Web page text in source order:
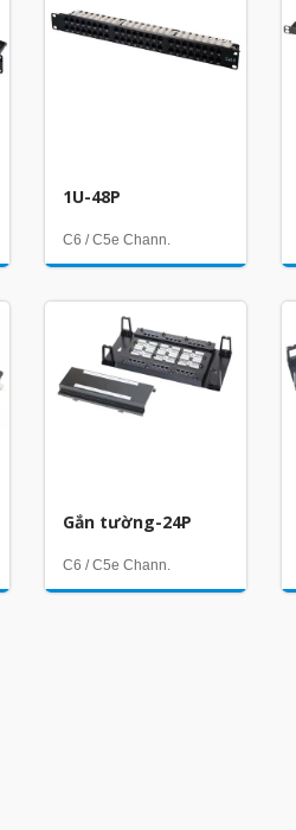
1U-48P
C6 / C5e Chann.
Gắn tường-24P
C6 / C5e Chann.